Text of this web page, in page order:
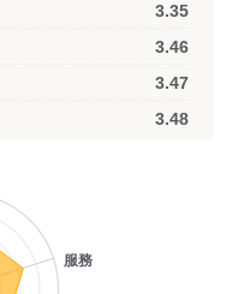
3.35
3.46
3.47
3.48
服務